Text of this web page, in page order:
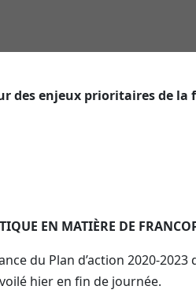
des enjeux prioritaires de
EN MATIÈRE DE
du Plan d’action 2020-
hier en fin de journée.